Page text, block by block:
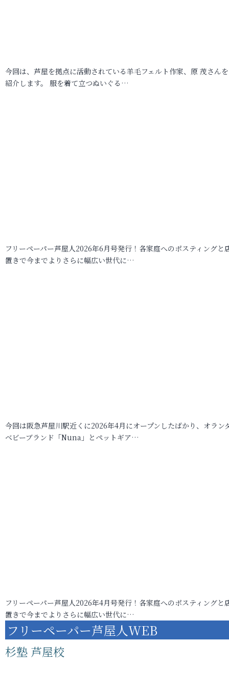
今回は、芦屋を拠点に活動されている羊毛フェルト作家、原 茂さん
紹介します。 服を着て立つぬいぐる…
フリーペーパー芦屋人2026年6月号発行！各家庭へのポスティングと
置きで今までよりさらに幅広い世代に…
今回は阪急芦屋川駅近くに2026年4月にオープンしたばかり、オラン
ベビーブランド「Nuna」とペットギア…
フリーペーパー芦屋人2026年4月号発行！各家庭へのポスティングと
置きで今までよりさらに幅広い世代に…
フリーペーパー芦屋人WEB
杉塾 芦屋校